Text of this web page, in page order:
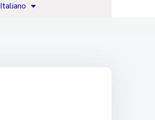
Italiano